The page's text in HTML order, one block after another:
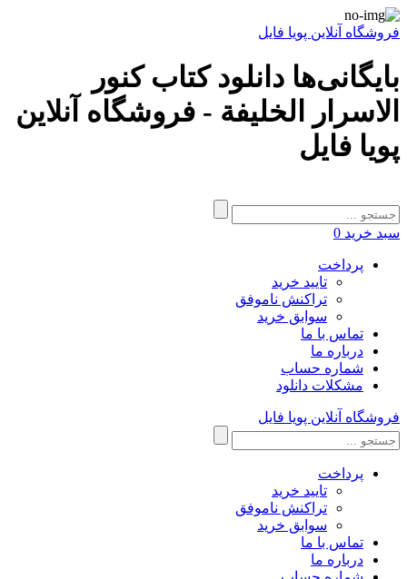
فروشگاه آنلاین پویا فایل
بایگانی‌ها دانلود کتاب کنور
الاسرار الخلیفة - فروشگاه آنلاین
پویا فایل
سبد خرید 0
پرداخت
تایید خرید
تراکنش ناموفق
سوابق خرید
تماس با ما
درباره ما
شماره حساب
مشکلات دانلود
فروشگاه آنلاین پویا فایل
پرداخت
تایید خرید
تراکنش ناموفق
سوابق خرید
تماس با ما
درباره ما